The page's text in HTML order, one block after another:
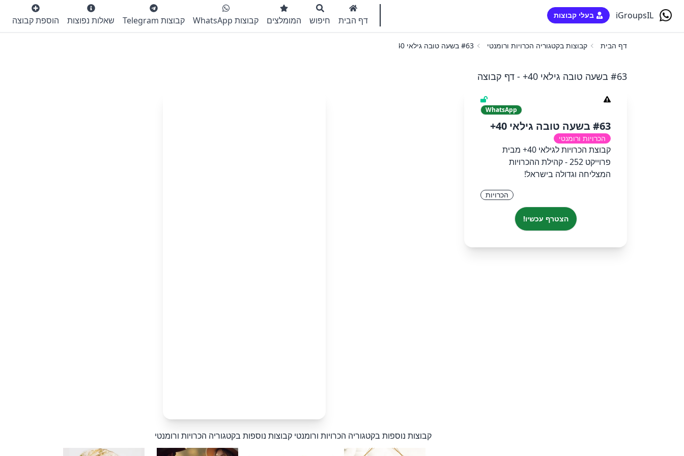
iGroupsIL בעלי קבוצות דף הבית חיפוש המומלצים קבוצות WhatsApp קבוצות Telegram שאלות נפוצות הוספת קבוצה
דף הבית קבוצות בקטגוריה הכרויות ורומנטי #63 בשעה טובה גילאי 40+
#63 בשעה טובה גילאי 40+ - דף קבוצה
WhatsApp
#63 בשעה טובה גילאי 40+
הכרויות ורומנטי
קבוצת הכרויות לגילאי 40+ מבית
פרוייקט 252 - קהילת ההכרויות
המצליחה וגדולה בישראל!
הכרויות
הצטרף עכשיו!
קבוצות נוספות בקטגוריה הכרויות ורומנטי קבוצות נוספות בקטגוריה הכרויות ורומנטי